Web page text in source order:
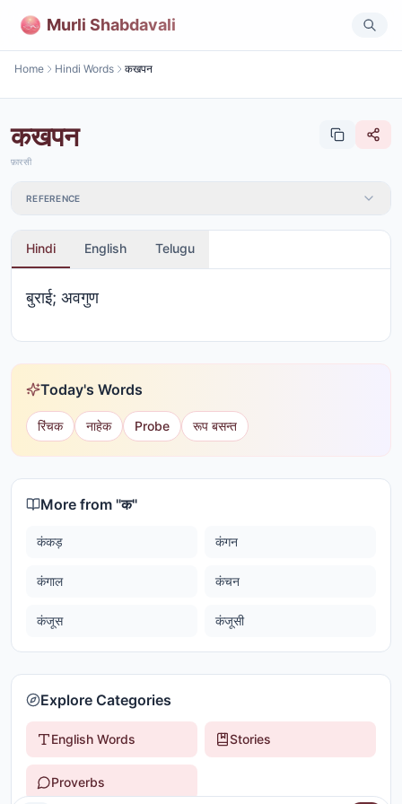
Murli Shabdavali
Home Hindi Words कखपन
कखपन
फ़ारसी
REFERENCE
Hindi English Telugu
बुराई; अवगुण
Today's Words
रिंचक नाहेक Probe रूप बसन्त
More from "क"
कंकड़ कंगन
कंगाल कंचन
कंजूस कंजूसी
Explore Categories
English Words Stories
Proverbs